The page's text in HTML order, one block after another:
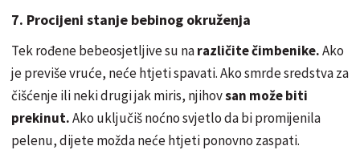
7. Procijeni stanje bebinog okruženja
Tek rođene bebeosjetljive su narazličite čimbenike.Ako
je previše vruće, neće htjeti spavati. Ako smrde sredstva za
čišćenje ili neki drugi jak miris, njihovsan može biti
prekinut.Ako uključiš noćno svjetlo da bi promijenila
pelenu, dijete možda neće htjeti ponovno zaspati.